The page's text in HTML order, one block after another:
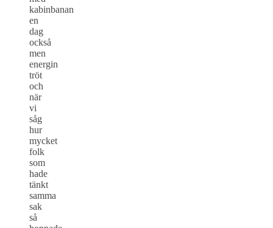
kabinbanan
en
dag
också
men
energin
tröt
och
när
vi
såg
hur
mycket
folk
som
hade
tänkt
samma
sak
så